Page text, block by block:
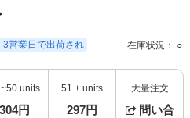
3営業日で出荷され 在庫状況： ○
units
304円
51 + units
297円
大量注文
問い合